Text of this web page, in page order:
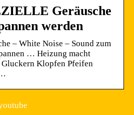
Geräusche
werden
– White Noise – Sound zum
… Heizung macht
Gluckern Klopfen Pfeifen